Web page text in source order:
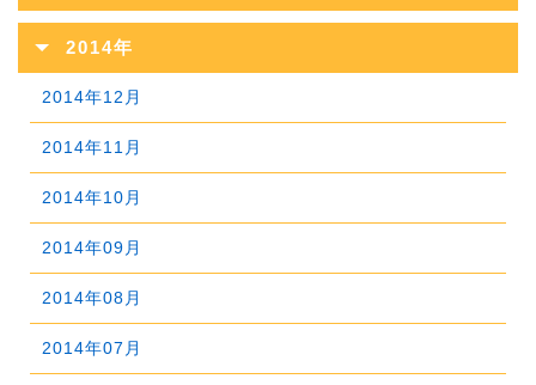
2024年01月
2023年02月
2023年01月
2022年03月
2022年02月
2022年01月
2021年05月
2020年06月
2020年05月
2020年04月
2020年03月
2020年02月
2020年01月
2019年07月
2019年06月
2019年05月
2019年04月
2019年03月
2019年02月
2019年01月
2018年08月
2018年07月
2018年06月
2018年05月
2018年04月
2018年03月
2018年02月
2017年10月
2017年09月
2017年08月
2017年07月
2017年06月
2017年05月
2017年04月
2017年03月
2016年11月
2016年10月
2016年09月
2016年08月
2016年07月
2016年06月
2016年05月
2016年04月
2015年12月
2014年
2014年12月
2014年11月
2014年10月
2014年09月
2014年08月
2014年07月